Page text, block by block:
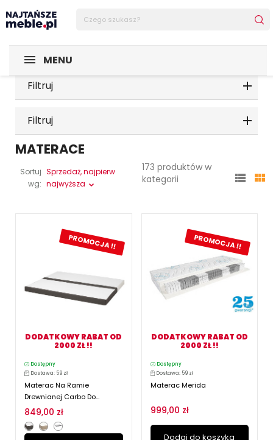
MENU
Filtruj
Filtruj
MATERACE
Sortuj
wg:
Sprzedaż, najpierw
najwyższa
173 produktów w
kategorii
 
PROMOCJA !!
DODATKOWY RABAT OD
2000 ZŁ !!
Dostępny
Dostawa: 59 zł
Materac Na Ramie
Drewnianej Carbo Do...
849,00 zł
PROMOCJA !!
DODATKOWY RABAT OD
2000 ZŁ !!
Dostępny
Dostawa: 59 zł
Materac Merida
999,00 zł
Dodaj do koszyka